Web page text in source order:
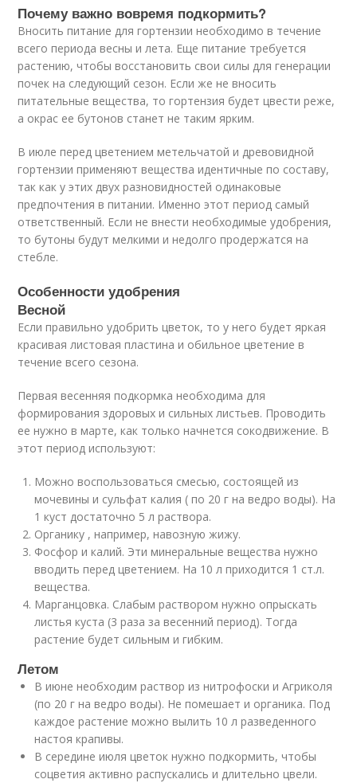
Почему важно вовремя подкормить?
Вносить питание для гортензии необходимо в течение
всего периода весны и лета. Еще питание требуется
растению, чтобы восстановить свои силы для генерации
почек на следующий сезон. Если же не вносить
питательные вещества, то гортензия будет цвести реже,
а окрас ее бутонов станет не таким ярким.
В июле перед цветением метельчатой и древовидной
гортензии применяют вещества идентичные по составу,
так как у этих двух разновидностей одинаковые
предпочтения в питании. Именно этот период самый
ответственный. Если не внести необходимые удобрения,
то бутоны будут мелкими и недолго продержатся на
стебле.
Особенности удобрения
Весной
Если правильно удобрить цветок, то у него будет яркая
красивая листовая пластина и обильное цветение в
течение всего сезона.
Первая весенняя подкормка необходима для
формирования здоровых и сильных листьев. Проводить
ее нужно в марте, как только начнется сокодвижение. В
этот период используют:
Можно воспользоваться смесью, состоящей из
мочевины и сульфат калия ( по 20 г на ведро воды). На
1 куст достаточно 5 л раствора.
Органику , например, навозную жижу.
Фосфор и калий. Эти минеральные вещества нужно
вводить перед цветением. На 10 л приходится 1 ст.л.
вещества.
Марганцовка. Слабым раствором нужно опрыскать
листья куста (3 раза за весенний период). Тогда
растение будет сильным и гибким.
Летом
В июне необходим раствор из нитрофоски и Агриколя
(по 20 г на ведро воды). Не помешает и органика. Под
каждое растение можно вылить 10 л разведенного
настоя крапивы.
В середине июля цветок нужно подкормить, чтобы
соцветия активно распускались и длительно цвели.